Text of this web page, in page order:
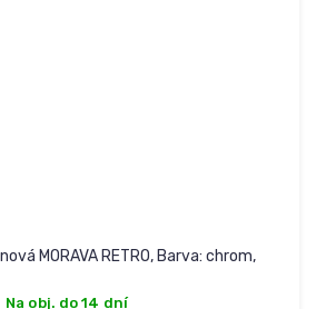
MORAVA RETRO, Barva: chrom,
Na obj. do 14 dní